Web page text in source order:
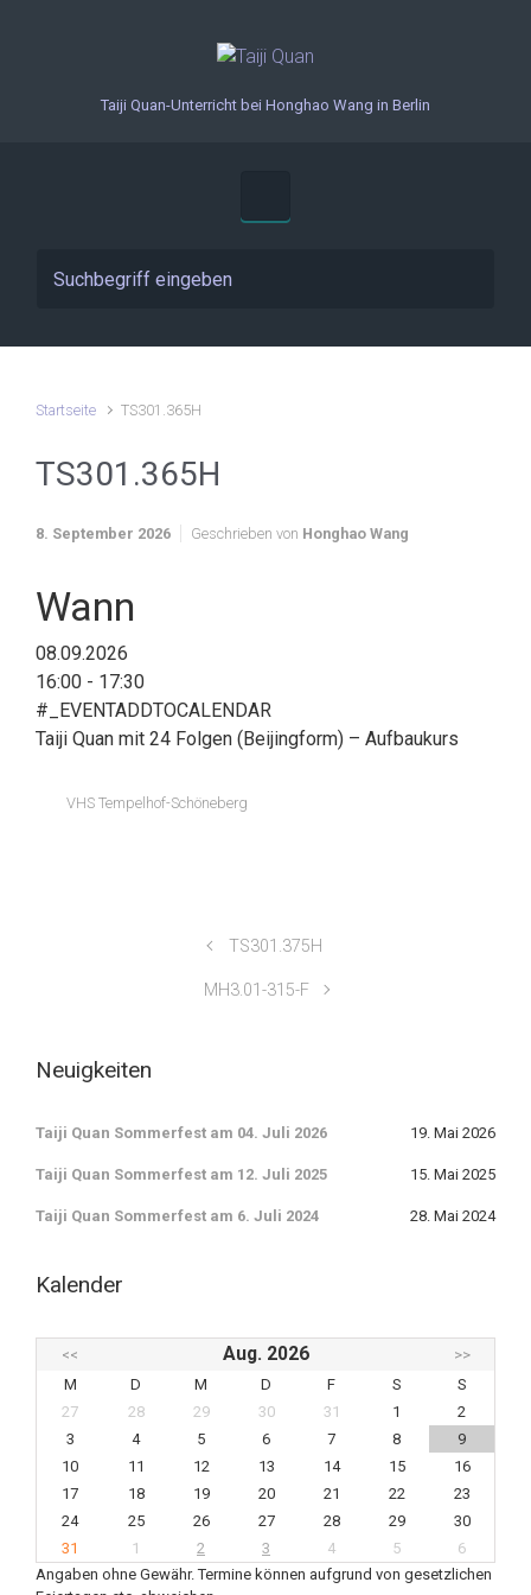
Taiji Quan-Unterricht bei Honghao Wang in Berlin
Startseite TS301.365H
TS301.365H
8. September 2026 Geschrieben von Honghao Wang
Wann
08.09.2026
16:00 - 17:30
#_EVENTADDTOCALENDAR
Taiji Quan mit 24 Folgen (Beijingform) – Aufbaukurs
VHS Tempelhof-Schöneberg
TS301.375H
MH3.01-315-F
Neuigkeiten
Taiji Quan Sommerfest am 04. Juli 2026 19. Mai 2026
Taiji Quan Sommerfest am 12. Juli 2025 15. Mai 2025
Taiji Quan Sommerfest am 6. Juli 2024 28. Mai 2024
Kalender
<< Aug. 2026
>>
M
D M D F S
S
27
28 29 30 31 1
2
3
4 5 6 7 8
9
10
11 12 13 14 15
16
17
18 19 20 21 22
23
24
25 26 27 28 29
30
31
1 2 3 4 5
6
Angaben ohne Gewähr. Termine können aufgrund von gesetzlichen